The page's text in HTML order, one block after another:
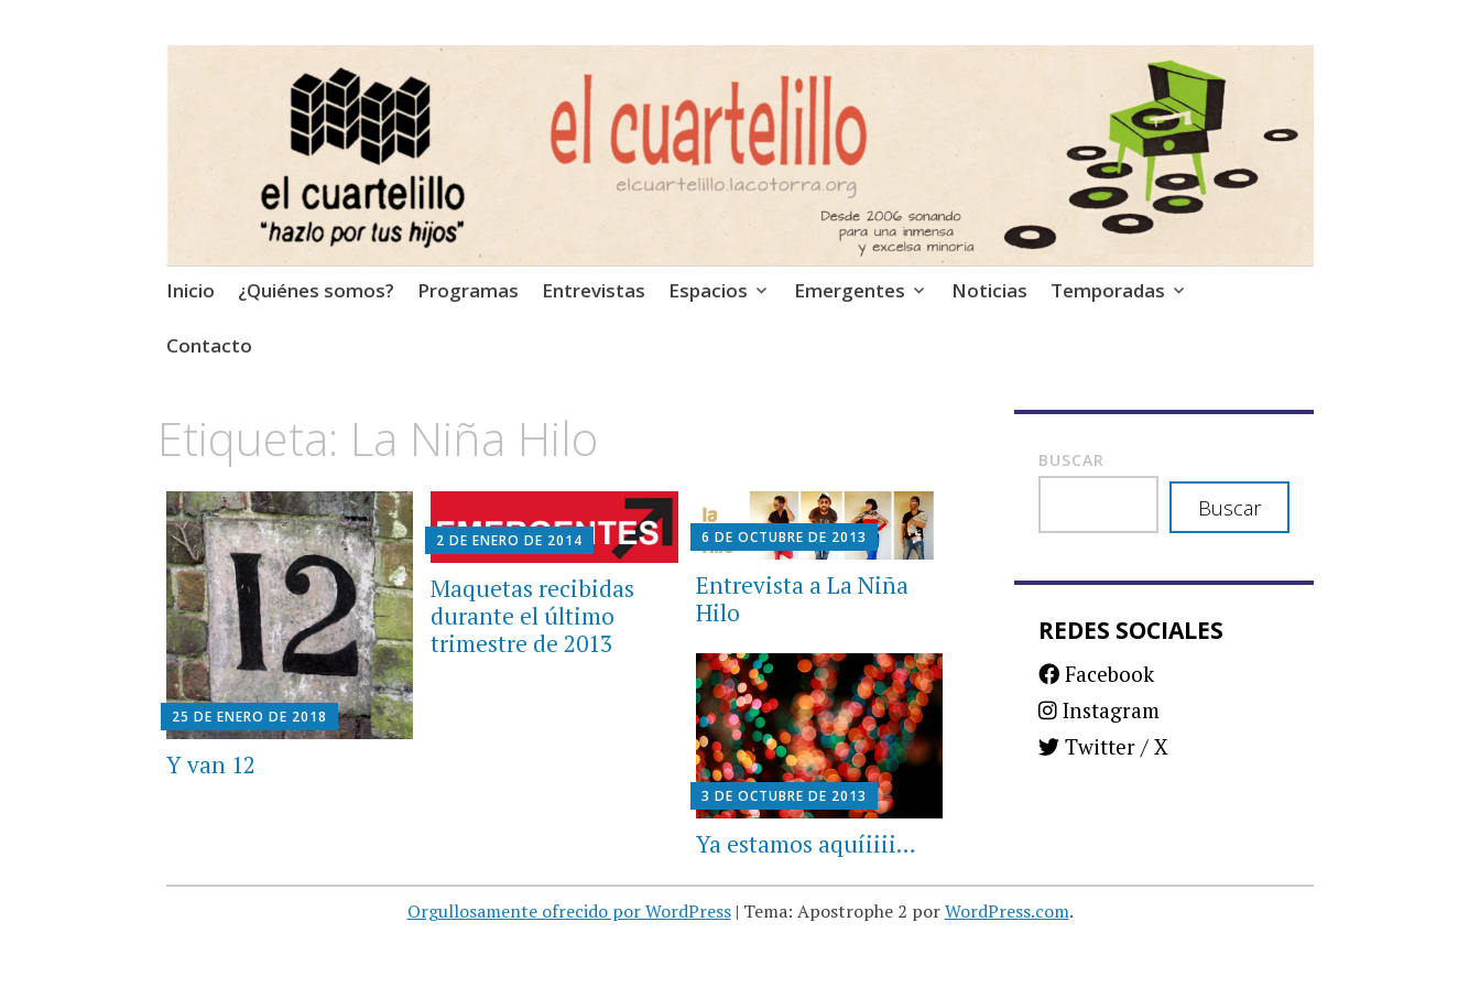
El Cuartelillo
Programa de radio de música independiente. Podcast
Saltar
contenido
Inicio ¿Quiénes somos? Programas Entrevistas Espacios Emergentes Noticias Temporadas
Contacto
Etiqueta: La Niña Hilo
25 DE ENERO DE 2018
Y van 12
2 DE ENERO DE 2014
Maquetas recibidas
durante el último
trimestre de 2013
6 DE OCTUBRE DE 2013
Entrevista a La Niña
Hilo
3 DE OCTUBRE DE 2013
Ya estamos aquíiiii…
BUSCAR
Buscar
REDES SOCIALES
Facebook
Instagram
Twitter / X
Orgullosamente ofrecido por WordPress | Tema: Apostrophe 2 porWordPress.com.